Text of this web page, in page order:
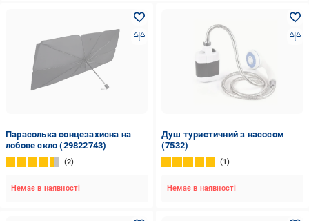
Парасолька сонцезахисна на
лобове скло (29822743)
2
Немає в наявності
Душ туристичний з насосом
(7532)
1
Немає в наявності